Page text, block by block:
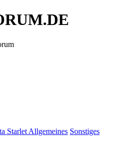
Starlet Allgemeines Sonstiges